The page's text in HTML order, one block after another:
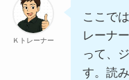
Ｋトレーナー
ここで
レーナ
って、
す。読